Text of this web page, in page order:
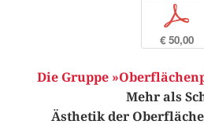
p
€ 50,00
Die Gruppe
Mehr als
Ästhetik der